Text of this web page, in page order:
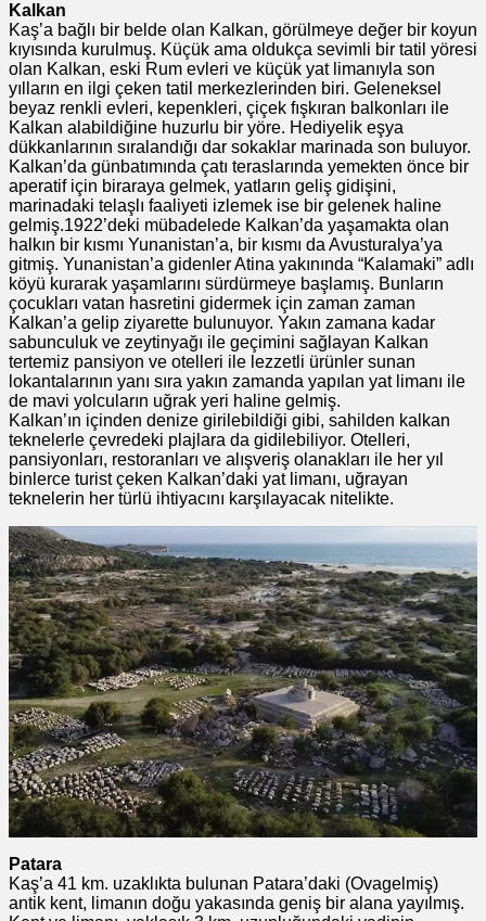
Kalkan
Kaş’a bağlı bir belde olan Kalkan, görülmeye değer bir koyun
kıyısında kurulmuş. Küçük ama oldukça sevimli bir tatil yöresi
olan Kalkan, eski Rum evleri ve küçük yat limanıyla son
yılların en ilgi çeken tatil merkezlerinden biri. Geleneksel
beyaz renkli evleri, kepenkleri, çiçek fışkıran balkonları ile
Kalkan alabildiğine huzurlu bir yöre. Hediyelik eşya
dükkanlarının sıralandığı dar sokaklar marinada son buluyor.
Kalkan’da günbatımında çatı teraslarında yemekten önce bir
aperatif için biraraya gelmek, yatların geliş gidişini,
marinadaki telaşlı faaliyeti izlemek ise bir gelenek haline
gelmiş.1922’deki mübadelede Kalkan’da yaşamakta olan
halkın bir kısmı Yunanistan’a, bir kısmı da Avusturalya’ya
gitmiş. Yunanistan’a gidenler Atina yakınında “Kalamaki” adlı
köyü kurarak yaşamlarını sürdürmeye başlamış. Bunların
çocukları vatan hasretini gidermek için zaman zaman
Kalkan’a gelip ziyarette bulunuyor. Yakın zamana kadar
sabunculuk ve zeytinyağı ile geçimini sağlayan Kalkan
tertemiz pansiyon ve otelleri ile lezzetli ürünler sunan
lokantalarının yanı sıra yakın zamanda yapılan yat limanı ile
de mavi yolcuların uğrak yeri haline gelmiş.
Kalkan’ın içinden denize girilebildiği gibi, sahilden kalkan
teknelerle çevredeki plajlara da gidilebiliyor. Otelleri,
pansiyonları, restoranları ve alışveriş olanakları ile her yıl
binlerce turist çeken Kalkan’daki yat limanı, uğrayan
teknelerin her türlü ihtiyacını karşılayacak nitelikte.
Patara
Kaş’a 41 km. uzaklıkta bulunan Patara’daki (Ovagelmiş)
antik kent, limanın doğu yakasında geniş bir alana yayılmış.